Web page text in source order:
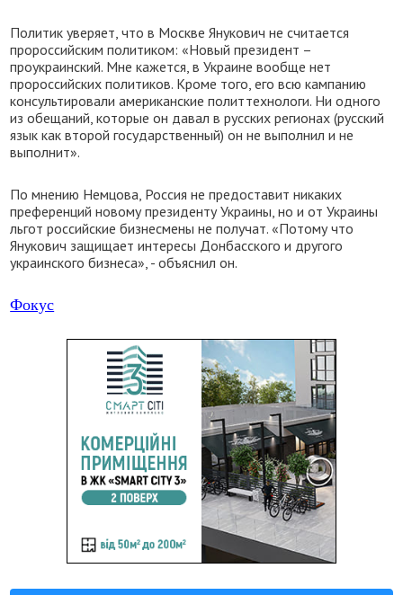
Политик уверяет, что в Москве Янукович не считается
пророссийским политиком: «Новый президент –
проукраинский. Мне кажется, в Украине вообще нет
пророссийских политиков. Кроме того, его всю кампанию
консультировали американские политтехнологи. Ни одного
из обещаний, которые он давал в русских регионах (русский
язык как второй государственный) он не выполнил и не
выполнит».
По мнению Немцова, Россия не предоставит никаких
преференций новому президенту Украины, но и от Украины
льгот российские бизнесмены не получат. «Потому что
Янукович защищает интересы Донбасского и другого
украинского бизнеса», - объяснил он.
Фокус